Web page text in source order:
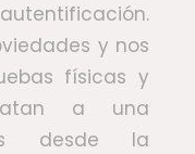
y nos
físicas y
a una
desde la